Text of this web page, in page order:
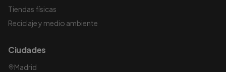
Tiendas físicas
Reciclaje y medio ambiente
Ciudades
Madrid